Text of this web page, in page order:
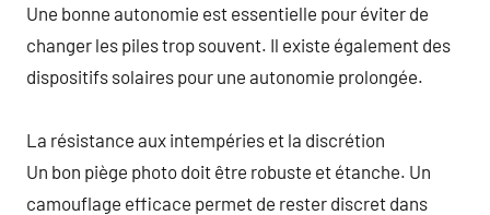
Une bonne autonomie est essentielle pour éviter de
changer les piles trop souvent. Il existe également des
dispositifs solaires pour une autonomie prolongée.
La résistance aux intempéries et la discrétion
Un bon piège photo doit être robuste et étanche. Un
camouflage efficace permet de rester discret dans